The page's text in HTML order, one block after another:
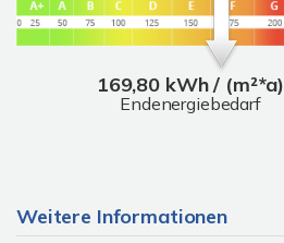
169,80 kWh / (m²*a)
Endenergiebedarf
Weitere Informationen